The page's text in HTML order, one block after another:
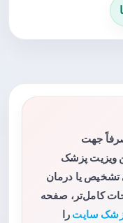
جهت
ویزیت پزشک
یا درمان
کامل‌تر، صفحه
سایت را